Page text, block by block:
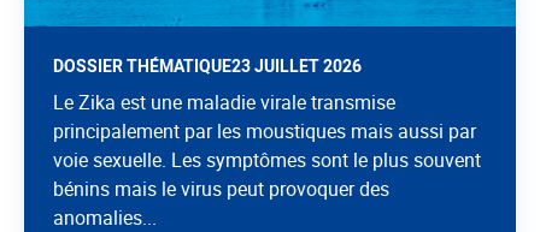
DOSSIER THÉMATIQUE23 JUILLET 2026
Le Zika est une maladie virale transmise
principalement par les moustiques mais aussi par
voie sexuelle. Les symptômes sont le plus souvent
bénins mais le virus peut provoquer des
anomalies...